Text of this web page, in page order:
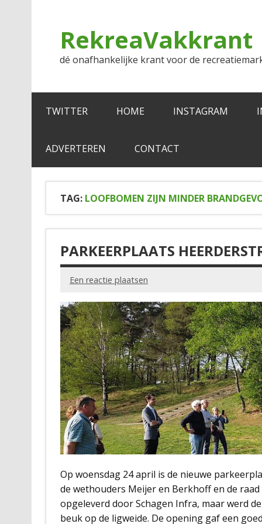
RekreaVakkrant
dé onafhankelijke krant voor de
TWITTER HOME INSTAGRAM
ADVERTEREN CONTACT
TAG: LOOFBOMEN ZIJN MINDER
PARKEERPLAATS
Een reactie plaatsen
Op woensdag 24 april is de nieuwe
de wethouders Meijer en Berkhoff en de
opgeleverd door Schagen Infra, maar werd
beuk op de ligweide. De opening gaf een